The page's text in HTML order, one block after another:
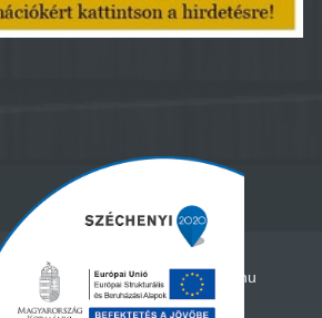
jog fenntartva - www.vadna.hu